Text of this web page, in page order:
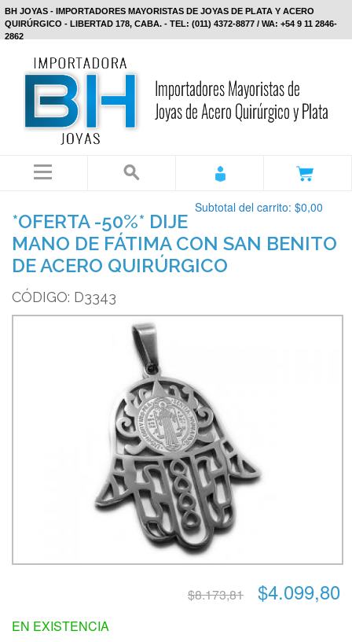
BH JOYAS - IMPORTADORES MAYORISTAS DE JOYAS DE PLATA Y ACERO
QUIRÚRGICO - LIBERTAD 178, CABA. - TEL: (011) 4372-8877 / WA: +54 9 11 2846-
2862
Subtotal del carrito: $0,00
*OFERTA -50%* DIJE
MANO DE FÁTIMA CON SAN BENITO
DE ACERO QUIRÚRGICO
CÓDIGO: D3343
$8.173,81 $4.099,80
EN EXISTENCIA